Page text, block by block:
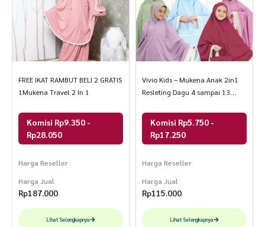
FREE IKAT RAMBUT BELI 2 GRATIS
1Mukena Travel 2 In 1
Komisi Rp9.350 -
Rp28.050
Harga Reseller
Harga Jual
Rp187.000
Lihat Selengkapnya
Vivio Kids – Mukena Anak 2in1
Resleting Dagu 4 sampai 13
Komisi Rp5.750 -
Rp17.250
Harga Reseller
Harga Jual
Rp115.000
Lihat Selengkapnya